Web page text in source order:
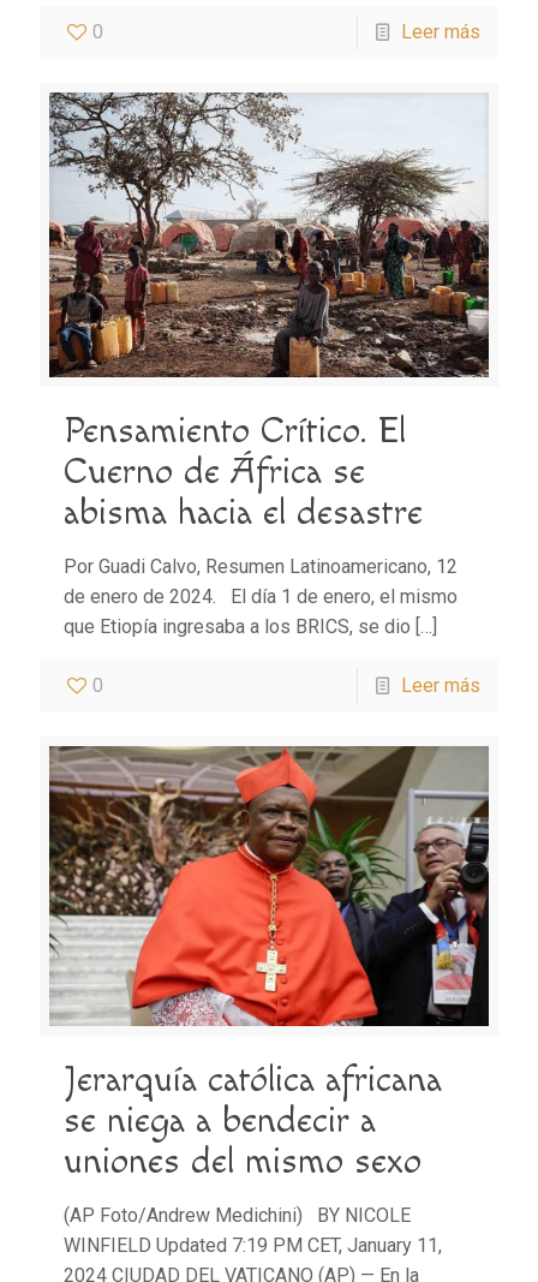
0 Leer más
Pensamiento Crítico. El
Cuerno de África se
abisma hacia el desastre
Por Guadi Calvo, Resumen Latinoamericano, 12
de enero de 2024. El día 1 de enero, el mismo
que Etiopía ingresaba a los BRICS, se dio […]
0 Leer más
Jerarquía católica africana
se niega a bendecir a
uniones del mismo sexo
(AP Foto/Andrew Medichini) BY NICOLE
WINFIELD Updated 7:19 PM CET, January 11,
2024 CIUDAD DEL VATICANO (AP) — En la